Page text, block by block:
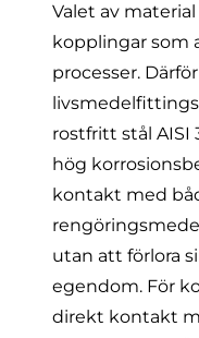
Valet av
kopplingar som
processer.
livsmedelfittings
rostfritt stål AISI
hög
kontakt med
utan att förlora
egendom. För
direkt kontakt